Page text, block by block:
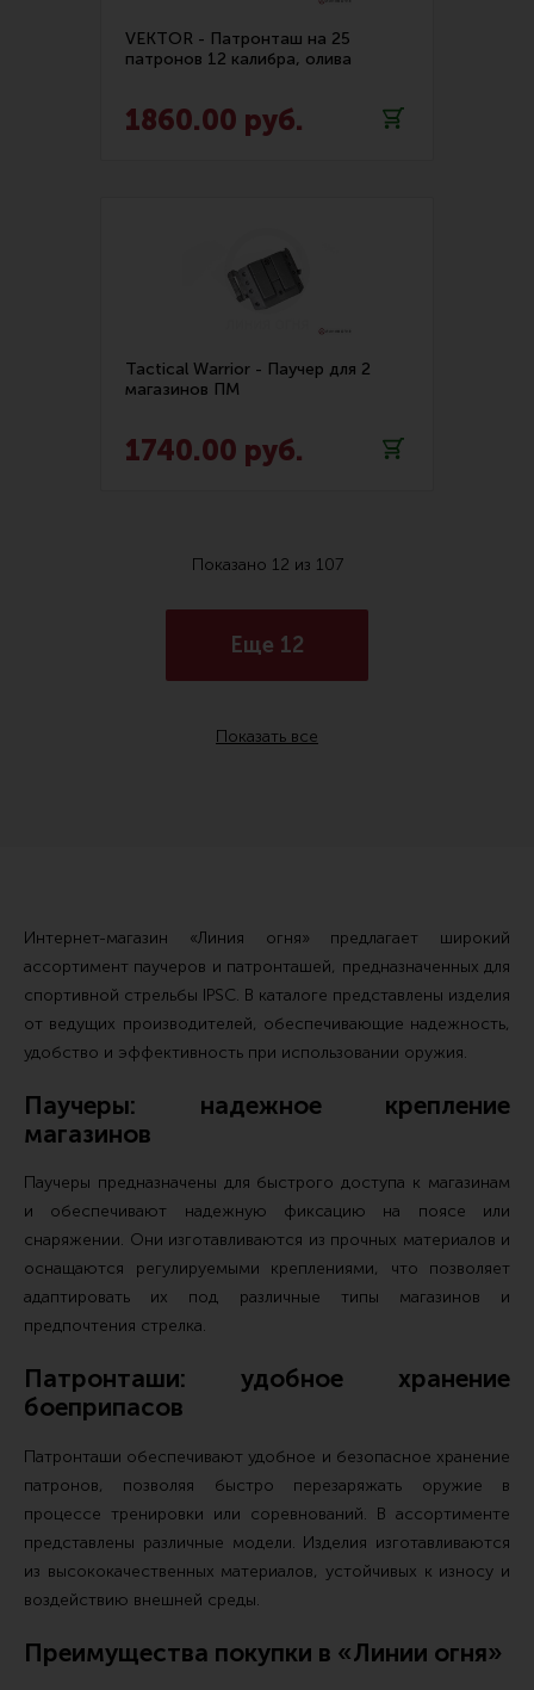
VEKTOR - Патронташ на 25
патронов 12 калибра, олива
1860.00 руб.
Tactical Warrior - Паучер для 2
магазинов ПМ
1740.00 руб.
Показано 12 из 107
Еще 12
Показать все
Интернет-магазин «Линия огня» предлагает широкий
ассортимент паучеров и патронташей, предназначенных для
спортивной стрельбы IPSC. В каталоге представлены изделия
от ведущих производителей, обеспечивающие надежность,
удобство и эффективность при использовании оружия.
Паучеры: надежное крепление
магазинов
Паучеры предназначены для быстрого доступа к магазинам
и обеспечивают надежную фиксацию на поясе или
снаряжении. Они изготавливаются из прочных материалов и
оснащаются регулируемыми креплениями, что позволяет
адаптировать их под различные типы магазинов и
предпочтения стрелка.
Патронташи: удобное хранение
боеприпасов
Патронташи обеспечивают удобное и безопасное хранение
патронов, позволяя быстро перезаряжать оружие в
процессе тренировки или соревнований. В ассортименте
представлены различные модели. Изделия изготавливаются
из высококачественных материалов, устойчивых к износу и
воздействию внешней среды.
Преимущества покупки в «Линии огня»